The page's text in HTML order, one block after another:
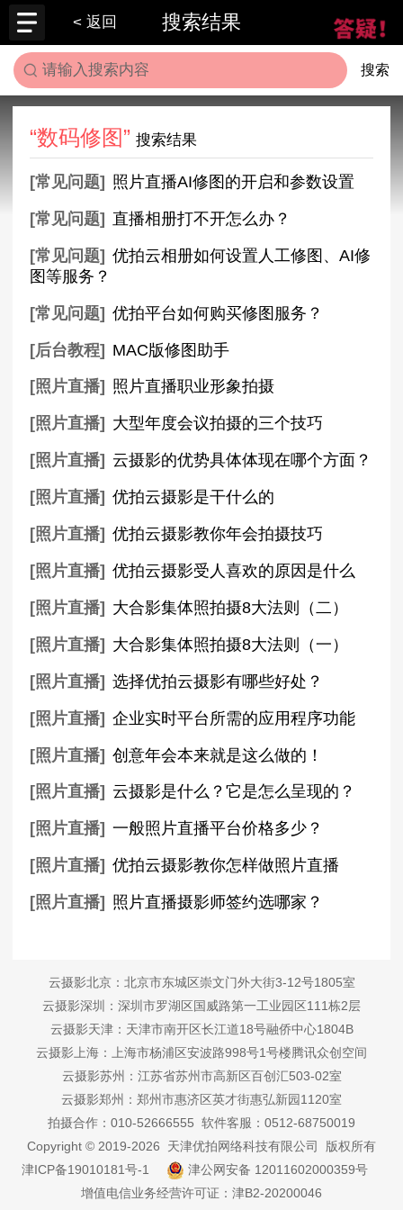
< 返回 搜索结果
搜索
“数码修图” 搜索结果
[常见问题] 照片直播AI修图的开启和参数设置
[常见问题] 直播相册打不开怎么办？
[常见问题] 优拍云相册如何设置人工修图、AI修
图等服务？
[常见问题] 优拍平台如何购买修图服务？
[后台教程] MAC版修图助手
[照片直播] 照片直播职业形象拍摄
[照片直播] 大型年度会议拍摄的三个技巧
[照片直播] 云摄影的优势具体体现在哪个方面？
[照片直播] 优拍云摄影是干什么的
[照片直播] 优拍云摄影教你年会拍摄技巧
[照片直播] 优拍云摄影受人喜欢的原因是什么
[照片直播] 大合影集体照拍摄8大法则（二）
[照片直播] 大合影集体照拍摄8大法则（一）
[照片直播] 选择优拍云摄影有哪些好处？
[照片直播] 企业实时平台所需的应用程序功能
[照片直播] 创意年会本来就是这么做的！
[照片直播] 云摄影是什么？它是怎么呈现的？
[照片直播] 一般照片直播平台价格多少？
[照片直播] 优拍云摄影教你怎样做照片直播
[照片直播] 照片直播摄影师签约选哪家？
云摄影北京：北京市东城区崇文门外大街3-12号1805室
云摄影深圳：深圳市罗湖区国威路第一工业园区111栋2层
云摄影天津：天津市南开区长江道18号融侨中心1804B
云摄影上海：上海市杨浦区安波路998号1号楼腾讯众创空间
云摄影苏州：江苏省苏州市高新区百创汇503-02室
云摄影郑州：郑州市惠济区英才街惠弘新园1120室
拍摄合作：010-52666555 软件客服：0512-68750019
Copyright © 2019-2026 天津优拍网络科技有限公司 版权所有
津ICP备19010181号-1
津公网安备 12011602000359号
增值电信业务经营许可证：津B2-20200046